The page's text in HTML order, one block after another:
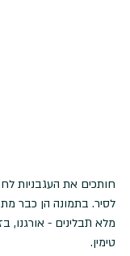
חותכים את העגבניות
לסיר. בתמונה הן כבר
מלא תבלינים - אורגנו,
טימין.